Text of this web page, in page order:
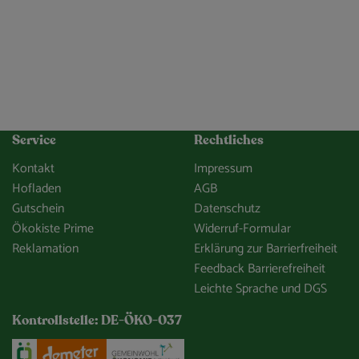
Service
Kontakt
Hofladen
Gutschein
Ökokiste Prime
Reklamation
Rechtliches
Impressum
AGB
Datenschutz
Widerruf-Formular
Erklärung zur Barrierfreiheit
Feedback Barrierefreiheit
Leichte Sprache und DGS
so-gehts/unsere-app.html
Kontrollstelle: DE-ÖKO-037
Externer Link zu https://www.oekokiste.de/
Externer Link zu https://www.demeter.de/